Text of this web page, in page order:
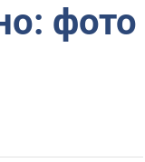
фото